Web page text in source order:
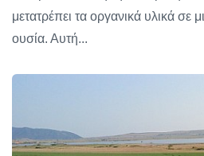
μετατρέπει τα οργανικά υλικά σε
ουσία. Αυτή...